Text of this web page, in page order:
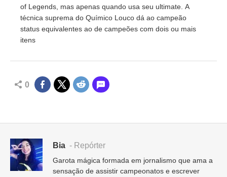
of Legends, mas apenas quando usa seu ultimate. A
técnica suprema do Químico Louco dá ao campeão
status equivalentes ao de campeões com dois ou mais
itens
0
Bia - Repórter
Garota mágica formada em jornalismo que ama a
sensação de assistir campeonatos e escrever